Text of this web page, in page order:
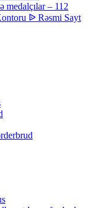
medalçılar – 112
ᐉ Rəsmi Sayt